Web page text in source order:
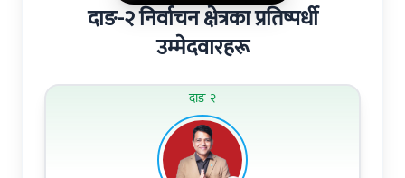
दाङ-२ निर्वाचन क्षेत्रका प्रतिष्पर्धी
उम्मेदवारहरू
दाङ-२